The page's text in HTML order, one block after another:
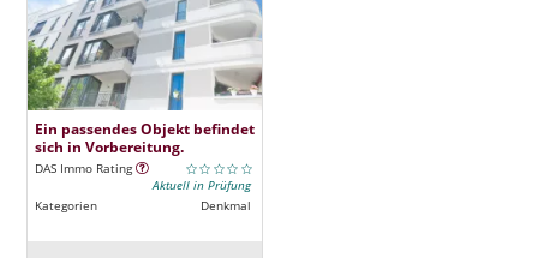
Ein passendes Objekt befindet
sich in Vorbereitung.
DAS Immo Rating
Aktuell in Prüfung
Kategorien
Denkmal